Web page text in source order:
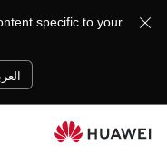
specific to your